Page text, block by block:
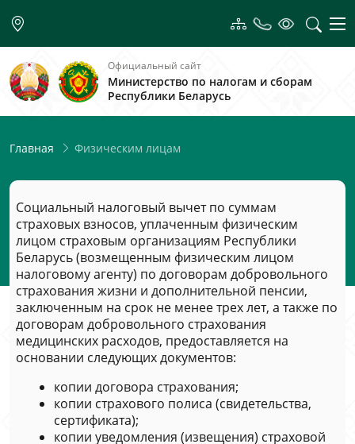
Официальный сайт
Министерство по налогам и сборам
Республики Беларусь
Главная Физическим лицам
Социальный налоговый вычет по суммам
страховых взносов, уплаченным физическим
лицом страховым организациям Республики
Беларусь (возмещенным физическим лицом
налоговому агенту) по договорам добровольного
страхования жизни и дополнительной пенсии,
заключенным на срок не менее трех лет, а также по
договорам добровольного страхования
медицинских расходов, предоставляется на
основании следующих документов:
копии договора страхования;
копии страхового полиса (свидетельства,
сертификата);
копии уведомления (извещения) страховой